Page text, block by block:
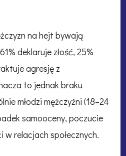
na hejt bywają
deklaruje złość, 25%
agresję z
to jednak braku
młodzi mężczyźni (18–24
samooceny, poczucie
relacjach społecznych.